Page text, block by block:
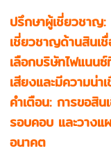
ปรึกษาผู้เชี่ยวชาญ
เชี่ยวชาญด้านสินเ
เลือกบริษัทไฟแนน
เสียงและมีความน่า
คำเตือน: การขอสิ
รอบคอบ และวางแ
อนาคต